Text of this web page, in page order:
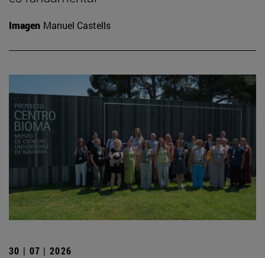
Imagen Manuel Castells
30 | 07 | 2026